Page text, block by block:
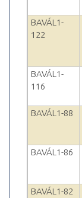
BAVÁL1-
122
BAVÁL1-
116
BAVÁL1-88
BAVÁL1-86
BAVÁL1-82